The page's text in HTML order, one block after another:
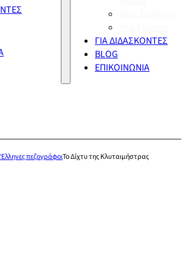
ΓΙΑ ΔΙΔΑΣΚΟΝΤΕΣ
BLOG
ΕΠΙΚΟΙΝΩΝΙΑ
Έλληνες πεζογράφοιΤο Δίχτυ της Κλυταιμήστρας